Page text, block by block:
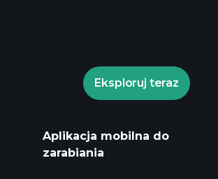
Turniejach
analiz
Eksploruj teraz
Aplikacja mobilna do
zarabiania